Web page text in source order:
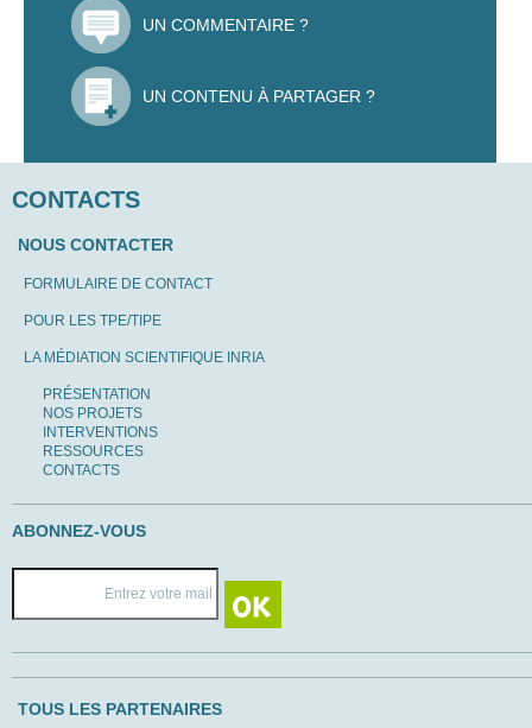
UN COMMENTAIRE ?
UN CONTENU À PARTAGER ?
CONTACTS
NOUS CONTACTER
FORMULAIRE DE CONTACT
POUR LES TPE/TIPE
LA MÉDIATION SCIENTIFIQUE INRIA
PRÉSENTATION
NOS PROJETS
INTERVENTIONS
RESSOURCES
CONTACTS
ABONNEZ-VOUS
TOUS LES PARTENAIRES